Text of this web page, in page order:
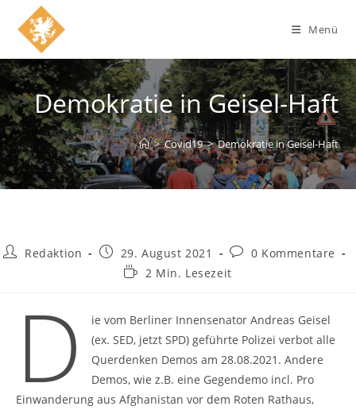
Inhalt
springen
Menü
Demokratie in Geisel-Haft
> Covid19 > Demokratie in Geisel-Haft
Beitrags-
Redaktion
Beitrag
veröffentlicht:
29. August 2021
Beitrags-
Kommentare:
0 Kommentare
Lesedauer:
2 Min. Lesezeit
D
ie vom Berliner Innensenator Andreas Geisel
(ex. SED, jetzt SPD) geführte Polizei verbot alle
Querdenken Demos am 28.08.2021. Andere
Demos, wie z.B. eine Gegendemo incl. Pro
Einwanderung aus Afghanistan vor dem Roten Rathaus,